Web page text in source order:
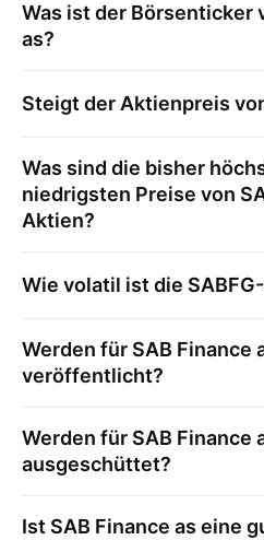
Was ist der Börsenticker
as?
Steigt der Aktienpreis
Was sind die bisher
niedrigsten Preise von
Aktien?
Wie volatil ist die SABFG
Werden für SAB Finance
veröffentlicht?
Werden für SAB Finance
ausgeschüttet?
Ist SAB Finance as eine